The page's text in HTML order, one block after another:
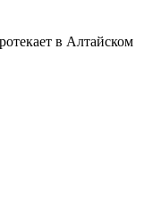
в Алтайском